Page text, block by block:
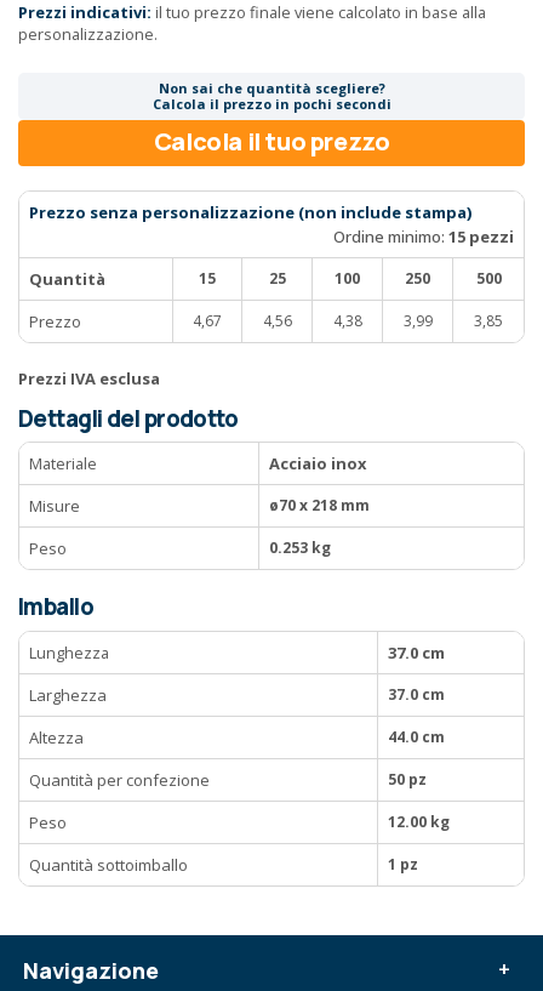
Prezzi indicativi: il tuo prezzo finale viene calcolato in base alla
personalizzazione.
Non sai che quantità scegliere?
Calcola il prezzo in pochi secondi
Calcola il tuo prezzo
Prezzo senza personalizzazione (non include stampa)
Ordine minimo: 15 pezzi
Quantità
15 25 100 250 500
Prezzo 4,67 4,56 4,38 3,99 3,85
Prezzi IVA esclusa
Dettagli del prodotto
Materiale
Acciaio inox
Misure
ø70 x 218 mm
Peso 0.253 kg
Imballo
Lunghezza
37.0 cm
Larghezza
37.0 cm
Altezza 44.0 cm
Quantità per confezione 50 pz
Peso 12.00 kg
Quantità sottoimballo 1 pz
Navigazione +